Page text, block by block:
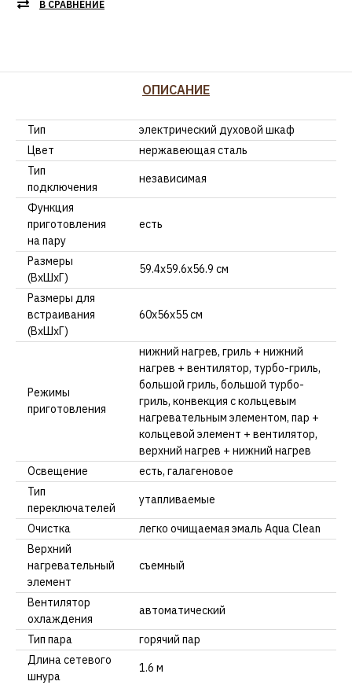
В СРАВНЕНИЕ
ОПИСАНИЕ
Тип
электрический духовой шкаф
Цвет
нержавеющая сталь
Тип
подключения
независимая
Функция
приготовления
на пару
есть
Размеры
(ВхШхГ)
59.4x59.6x56.9 см
Размеры для
встраивания
(ВхШхГ)
60х56х55 см
Режимы
приготовления
нижний нагрев, гриль + нижний
нагрев + вентилятор, турбо-гриль,
большой гриль, большой турбо-
гриль, конвекция с кольцевым
нагревательным элементом, пар +
кольцевой элемент + вентилятор,
верхний нагрев + нижний нагрев
Освещение
есть, галагеновое
Тип
переключателей
утапливаемые
Очистка
легко очищаемая эмаль Aqua Clean
Верхний
нагревательный
элемент
съемный
Вентилятор
охлаждения
автоматический
Тип пара
горячий пар
Длина сетевого
шнура
1.6 м